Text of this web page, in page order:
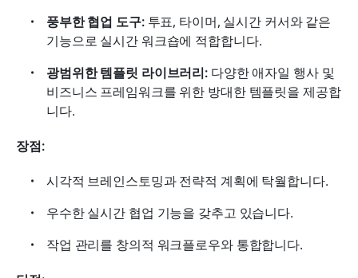
풍부한 협업 도구: 투표, 타이머, 실시간 커서와 같은
기능으로 실시간 워크숍에 적합합니다.
광범위한 템플릿 라이브러리: 다양한 애자일 행사 및
비즈니스 프레임워크를 위한 방대한 템플릿을 제공합
니다.
장점:
시각적 브레인스토밍과 전략적 계획에 탁월합니다.
우수한 실시간 협업 기능을 갖추고 있습니다.
작업 관리를 창의적 워크플로우와 통합합니다.